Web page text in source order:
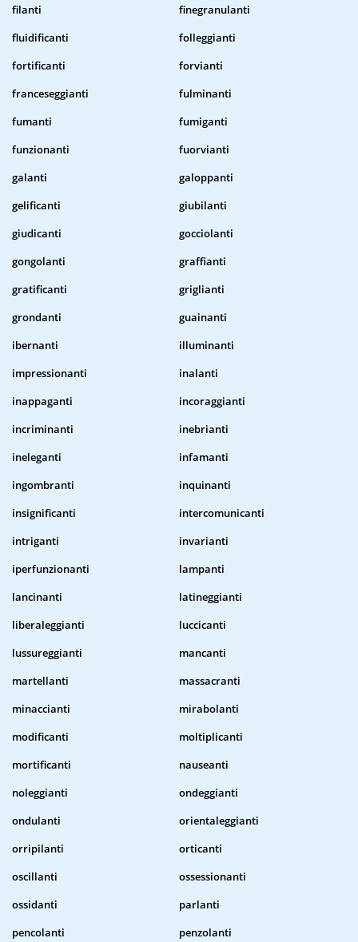
filanti
finegranulanti
fluidificanti
folleggianti
fortificanti
forvianti
franceseggianti
fulminanti
fumanti
fumiganti
funzionanti
fuorvianti
galanti
galoppanti
gelificanti
giubilanti
giudicanti
gocciolanti
gongolanti
graffianti
gratificanti
griglianti
grondanti
guainanti
ibernanti
illuminanti
impressionanti
inalanti
inappaganti
incoraggianti
incriminanti
inebrianti
ineleganti
infamanti
ingombranti
inquinanti
insignificanti
intercomunicanti
intriganti
invarianti
iperfunzionanti
lampanti
lancinanti
latineggianti
liberaleggianti
luccicanti
lussureggianti
mancanti
martellanti
massacranti
minaccianti
mirabolanti
modificanti
moltiplicanti
mortificanti
nauseanti
noleggianti
ondeggianti
ondulanti
orientaleggianti
orripilanti
orticanti
oscillanti
ossessionanti
ossidanti
parlanti
pencolanti
penzolanti